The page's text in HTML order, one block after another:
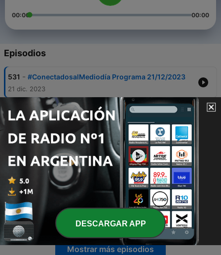
00:00 00:00
Episodios
531 - #ConectadosalMediodía Programa 21/12/2023
21 dic. 2023
#ConectadosalMediodía Programa 20/12/2023
20 dic. 2023
529 - #ConectadosalMediodía Programa 19/12/2023
#ConectadosalMediodía Programa 18/12/2023
18 dic. 2023
527 - #ConectadosalMediodía Programa 15/12/2023
15 dic. 2023
Mostrar más episodios
DESCARGAR APP